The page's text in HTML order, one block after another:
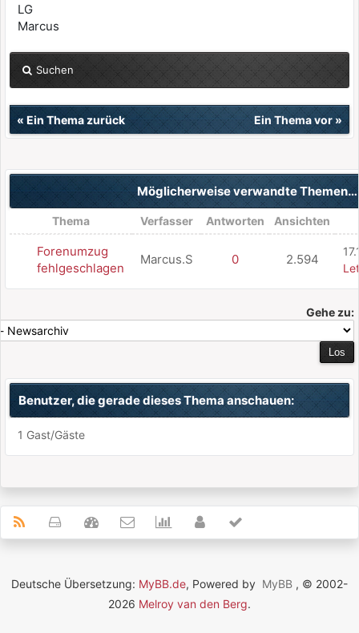
LG
Marcus
Suchen
« Ein Thema zurück Ein Thema vor»
Möglicherweise verwandte Themen…
Thema Verfasser Antworten Ansichten
Forenumzug
fehlgeschlagen
Marcus.S 0 2.594
Gehe zu:
Benutzer, die gerade dieses Thema anschauen:
1 Gast/Gäste
Deutsche Übersetzung: MyBB.de, Powered by MyBB , © 2002-
2026 Melroy van den Berg.